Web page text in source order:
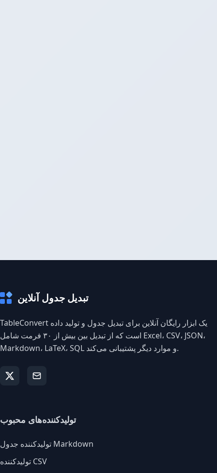
تبدیل جدول آنلاین
TableConvert یک ابزار رایگان آنلاین برای تبدیل جدول و تولید داده
است که از تبدیل بین بیش از ۳۰ فرمت شامل Excel، CSV، JSON،
Markdown، LaTeX، SQL و موارد دیگر پشتیبانی می‌کند.
تولیدکننده‌های محبوب
تولیدکننده جدول Markdown
تولیدکننده CSV